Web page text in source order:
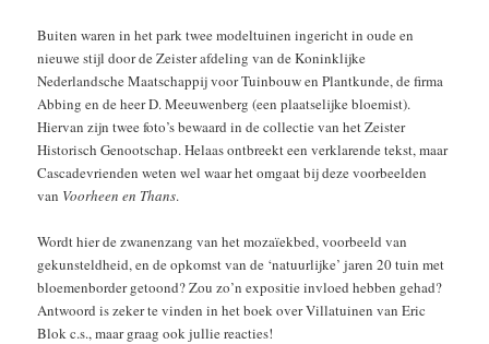
Buiten waren in het park twee modeltuinen ingericht in oude en
nieuwe stijl door de Zeister afdeling van de Koninklijke
Nederlandsche Maatschappij voor Tuinbouw en Plantkunde, de firma
Abbing en de heer D. Meeuwenberg (een plaatselijke bloemist).
Hiervan zijn twee foto’s bewaard in de collectie van het Zeister
Historisch Genootschap. Helaas ontbreekt een verklarende tekst, maar
Cascadevrienden weten wel waar het omgaat bij deze voorbeelden
van Voorheen en Thans.
Wordt hier de zwanenzang van het mozaïekbed, voorbeeld van
gekunsteldheid, en de opkomst van de ‘natuurlijke’ jaren 20 tuin met
bloemenborder getoond? Zou zo’n expositie invloed hebben gehad?
Antwoord is zeker te vinden in het boek over Villatuinen van Eric
Blok c.s., maar graag ook jullie reacties!